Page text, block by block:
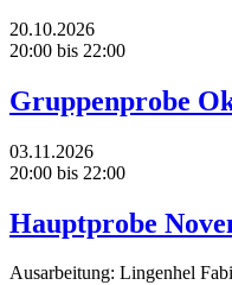
20.10.2026
20:00 bis 22:00
Gruppenprobe
03.11.2026
20:00 bis 22:00
Hauptprobe
Ausarbeitung: Lingenhel